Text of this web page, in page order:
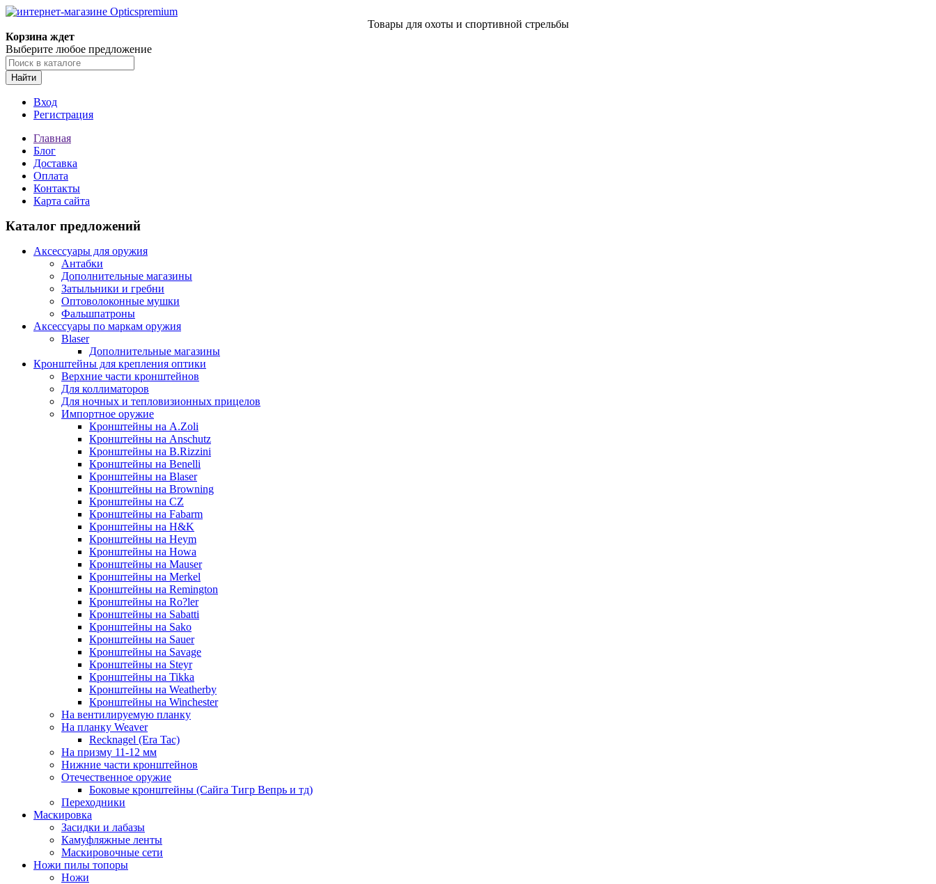
Товары для охоты и спортивной стрельбы
Корзина ждет
Выберите любое предложение
Найти
Вход
Регистрация
Главная
Блог
Доставка
Оплата
Контакты
Карта сайта
Каталог предложений
Аксессуары для оружия
Антабки
Дополнительные магазины
Затыльники и гребни
Оптоволоконные мушки
Фальшпатроны
Аксессуары по маркам оружия
Blaser
Дополнительные магазины
Кронштейны для крепления оптики
Верхние части кронштейнов
Для коллиматоров
Для ночных и тепловизионных прицелов
Импортное оружие
Кронштейны на A.Zoli
Кронштейны на Anschutz
Кронштейны на B.Rizzini
Кронштейны на Benelli
Кронштейны на Blaser
Кронштейны на Browning
Кронштейны на CZ
Кронштейны на Fabarm
Кронштейны на H&K
Кронштейны на Heym
Кронштейны на Howa
Кронштейны на Mauser
Кронштейны на Merkel
Кронштейны на Remington
Кронштейны на Ro?ler
Кронштейны на Sabatti
Кронштейны на Sako
Кронштейны на Sauer
Кронштейны на Savage
Кронштейны на Steyr
Кронштейны на Tikka
Кронштейны на Weatherby
Кронштейны на Winchester
На вентилируемую планку
На планку Weaver
Recknagel (Era Tac)
На призму 11-12 мм
Нижние части кронштейнов
Отечественное оружие
Боковые кронштейны (Сайга Тигр Вепрь и тд)
Переходники
Маскировка
Засидки и лабазы
Камуфляжные ленты
Маскировочные сети
Ножи пилы топоры
Ножи